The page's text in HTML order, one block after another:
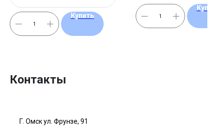
Купить
Контакты
Г. Омск ул. Фрунзе, 91